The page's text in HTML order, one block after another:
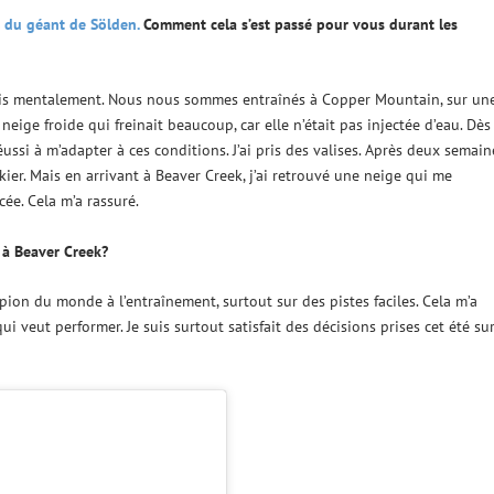
géant de Sölden.Comment cela s’est passé pour vous durant les
mentalement. Nous nous sommes entraînés à Copper Mountain, sur
froide qui freinait beaucoup, car elle n’était pas injectée d’eau. Dès
à m’adapter à ces conditions. J’ai pris des valises. Après deux
Mais en arrivant à Beaver Creek, j’ai retrouvé une neige qui me
Cela m’a rassuré.
Beaver Creek?
du monde à l’entraînement, surtout sur des pistes faciles. Cela m’a
veut performer. Je suis surtout satisfait des décisions prises cet été